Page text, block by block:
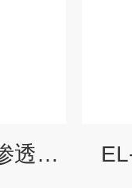
EL-17 整鞋动态防水渗透性测试仪